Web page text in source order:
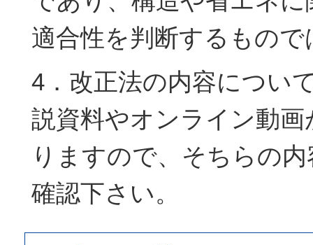
適合性を判断するもの
4．改正法の内容につい
説資料やオンライン動
りますので、そちらの
確認下さい。